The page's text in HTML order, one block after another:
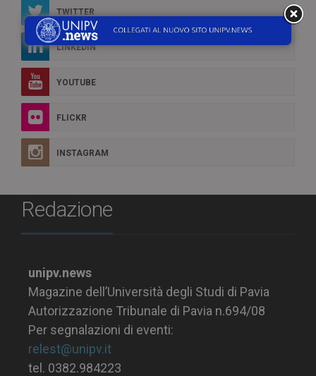
TWITTER
LINKEDIN
YOUTUBE
FLICKR
INSTAGRAM
Redazione
unipv.news
Magazine dell’Università degli Studi di Pavia
Autorizzazione Tribunale di Pavia n.694/08
Per segnalazioni di eventi:
relest@unipv.it
tel. 0382.984223